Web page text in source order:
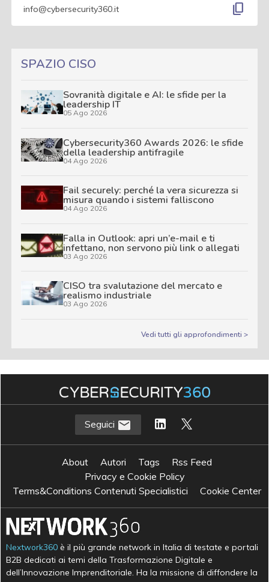
info@cybersecurity360.it content_copy
SPAZIO CISO
Sovranità digitale e AI: le sfide per la
leadership IT
05 Ago 2026
Cybersecurity360 Awards 2026: le sfide
della leadership antifragile
04 Ago 2026
Fail securely: perché la vera sicurezza si
misura quando i sistemi falliscono
04 Ago 2026
Falla in Outlook: apri un’e-mail e ti
infettano, non servono più link o allegati
03 Ago 2026
CISO tra svalutazione del mercato e
realismo industriale
03 Ago 2026
Vedi tutti gli approfondimenti >
Seguici
About Autori Tags
Rss Feed
Privacy e Cookie Policy
Terms&Conditions Contenuti Specialistici
Cookie Center
Nextwork360 è il più grande network in Italia di testate e portali
B2B dedicati ai temi della Trasformazione Digitale e
dell’Innovazione Imprenditoriale. Ha la missione di diffondere la